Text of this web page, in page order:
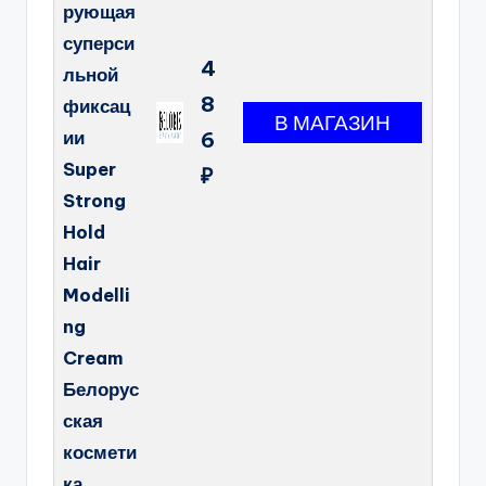
рующая
суперси
льной
фиксац
ии
Super
Strong
Hold
Hair
Modelli
ng
Cream
Белорус
ская
космети
4
8
6
₽